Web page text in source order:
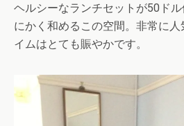
ヘルシーなランチセットが50ド
にかく和めるこの空間。非常に
イムはとても賑やかです。